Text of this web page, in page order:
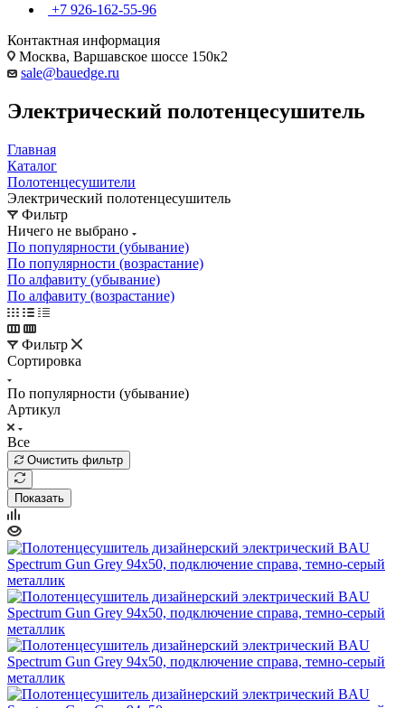
+7 926-162-55-96
Контактная информация
Москва, Варшавское шоссе 150к2
sale@bauedge.ru
Электрический полотенцесушитель
Главная
Каталог
Полотенцесушители
Электрический полотенцесушитель
Фильтр
Ничего не выбрано
По популярности (убывание)
По популярности (возрастание)
По алфавиту (убывание)
По алфавиту (возрастание)
Фильтр
Сортировка
По популярности (убывание)
Артикул
Все
Очистить фильтр
Показать